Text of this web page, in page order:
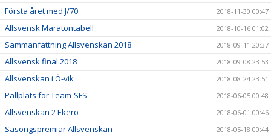
Första året med J/70 2018-11-30 00:47
Allsvensk Maratontabell 2018-10-16 01:02
Sammanfattning Allsvenskan 2018 2018-09-11 20:37
Allsvensk final 2018 2018-09-08 23:53
Allsvenskan i Ö-vik 2018-08-24 23:51
Pallplats för Team-SFS 2018-06-05 00:48
Allsvenskan 2 Ekerö 2018-06-01 00:46
Säsongspremiär Allsvenskan 2018-05-18 00:44